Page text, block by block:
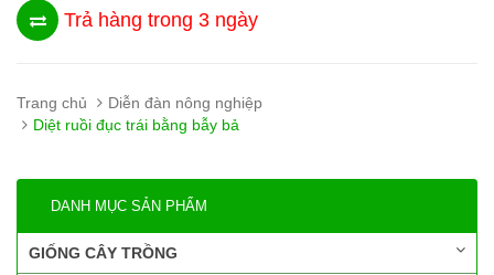
Trả hàng trong 3 ngày
Trang chủ
Diễn đàn nông nghiệp
Diệt ruồi đục trái bằng bẫy bả
DANH MỤC SẢN PHẨM
GIỐNG CÂY TRỒNG